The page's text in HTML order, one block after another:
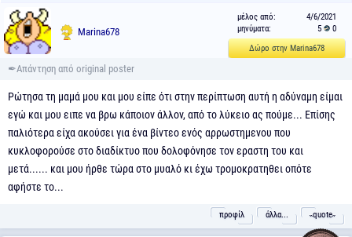
Marina678
μέλος από:
4/6/2021
μηνύματα:
5
0
Δώρο στην Marina678
Ρώτησα τη μαμά μου και μου είπε ότι στην περίπτωση αυτή η αδύναμη είμαι
εγώ και μου ειπε να βρω κάποιον άλλον, από το λύκειο ας πούμε... Επίσης
παλιότερα είχα ακούσει για ένα βίντεο ενός αρρωστημενου που
κυκλοφορούσε στο διαδίκτυο που δολοφόνησε τον εραστη του και
μετά...... και μου ήρθε τώρα στο μυαλό κι έχω τρομοκρατηθει οπότε
αφήστε το...
προφίλ άλλα... ˵quote˶